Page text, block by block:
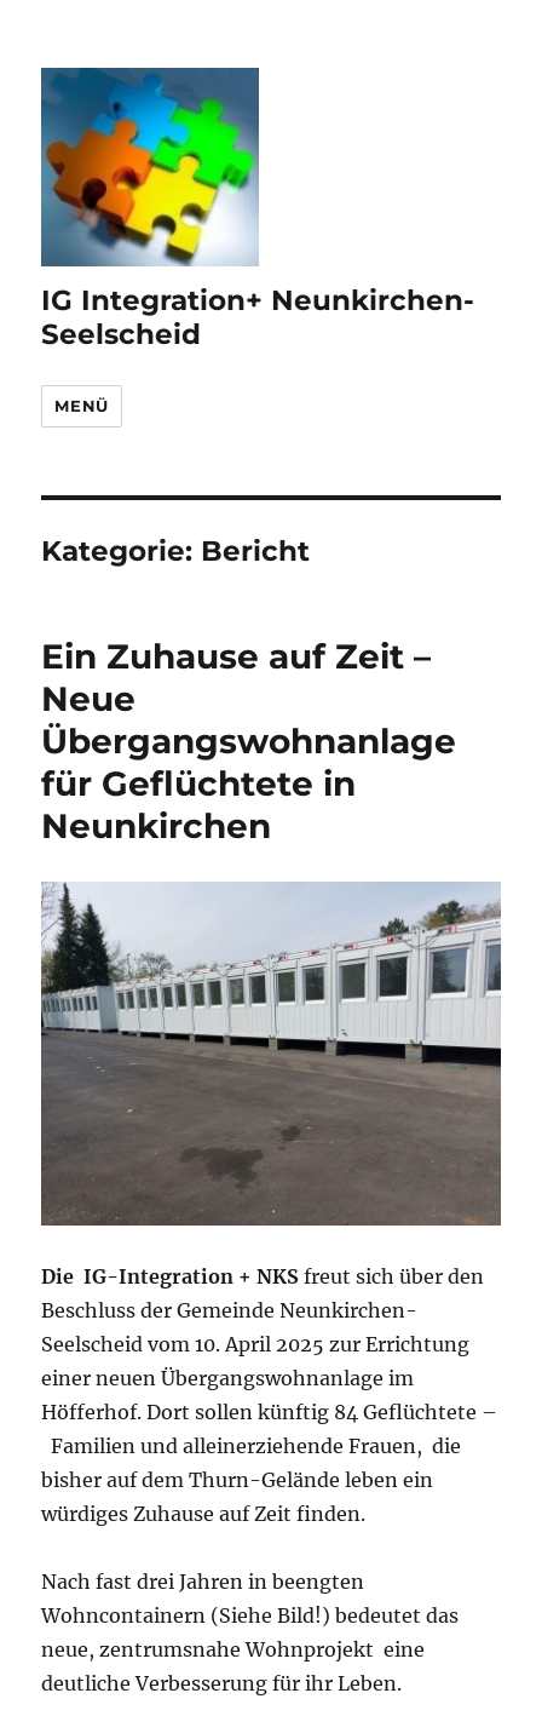
IG Integration+ Neunkirchen-
Seelscheid
MENÜ
Kategorie: Bericht
Ein Zuhause auf Zeit –
Neue
Übergangswohnanlage
für Geflüchtete in
Neunkirchen
Die IG-Integration + NKS freut sich über den
Beschluss der Gemeinde Neunkirchen-
Seelscheid vom 10. April 2025 zur Errichtung
einer neuen Übergangswohnanlage im
Höfferhof. Dort sollen künftig 84 Geflüchtete –
Familien und alleinerziehende Frauen, die
bisher auf dem Thurn-Gelände leben ein
würdiges Zuhause auf Zeit finden.
Nach fast drei Jahren in beengten
Wohncontainern (Siehe Bild!) bedeutet das
neue, zentrumsnahe Wohnprojekt eine
deutliche Verbesserung für ihr Leben.